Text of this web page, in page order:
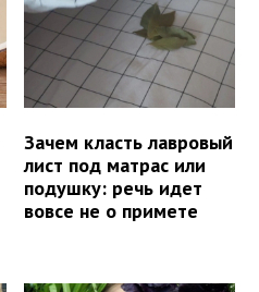
Зачем класть лавровый
лист под матрас или
подушку: речь идет
вовсе не о примете